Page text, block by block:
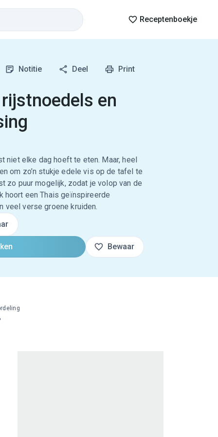
Receptenboekje
Notitie Deel Print
en
niet elke dag hoeft te eten. Maar, heel
om zo’n stukje edele vis op de tafel te
zo puur mogelijk, zodat je volop van de
hoort een Thais geïnspireerde
veel verse groene kruiden.
Bewaar